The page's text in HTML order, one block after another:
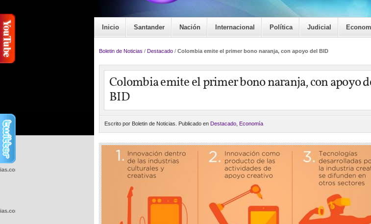
Inicio Santander Nación Internacional Política Judicial
Boletin de Noticias / Destacado / Colombia emite el primer bono naranja, con apoyo del BID
Colombia emite el primer bono naranja, con apoyo
BID
Escrito por Boletin de Noticias. Publicado en Destacado Economía
wp-
wp-